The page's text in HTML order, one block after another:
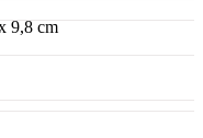
9,8 cm